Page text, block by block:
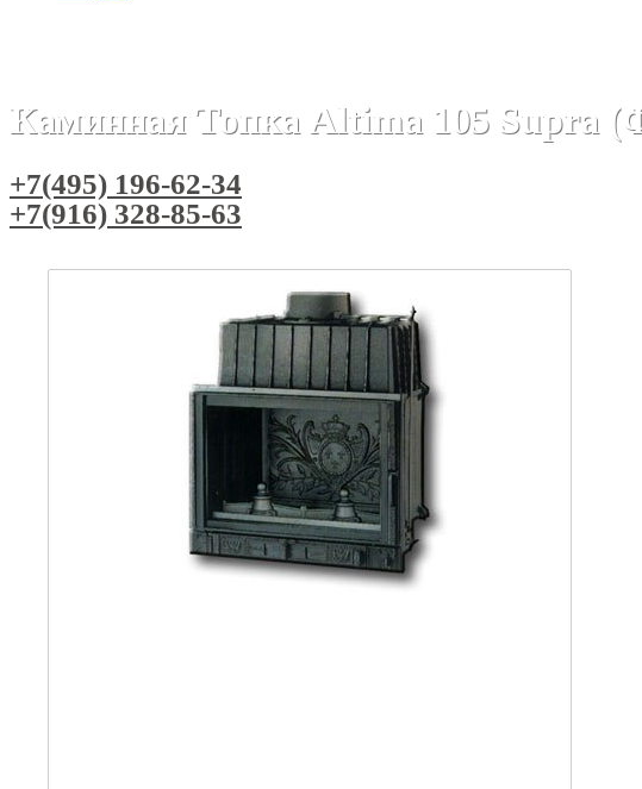
Каминная Топка Altima 105 Supra
+7(495) 196-62-34
+7(916) 328-85-63